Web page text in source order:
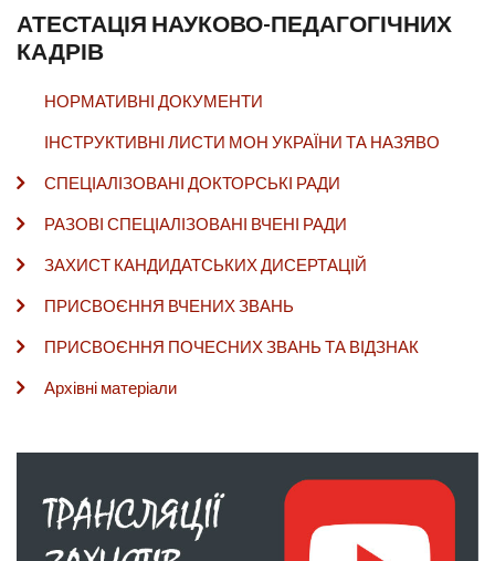
АТЕСТАЦІЯ НАУКОВО-ПЕДАГОГІЧНИХ
КАДРІВ
НОРМАТИВНІ ДОКУМЕНТИ
ІНСТРУКТИВНІ ЛИСТИ МОН УКРАЇНИ ТА НАЗЯВО
СПЕЦІАЛІЗОВАНІ ДОКТОРСЬКІ РАДИ
РАЗОВІ СПЕЦІАЛІЗОВАНІ ВЧЕНІ РАДИ
ЗАХИСТ КАНДИДАТСЬКИХ ДИСЕРТАЦІЙ
ПРИСВОЄННЯ ВЧЕНИХ ЗВАНЬ
ПРИСВОЄННЯ ПОЧЕСНИХ ЗВАНЬ ТА ВІДЗНАК
Архівні матеріали